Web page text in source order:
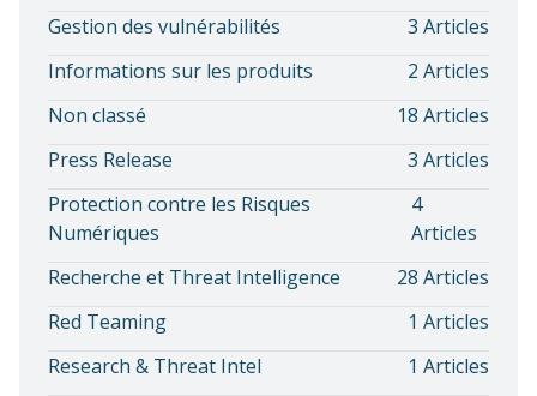
Gestion des vulnérabilités
3 Articles
Informations sur les produits
2 Articles
Non classé
18 Articles
Press Release
3 Articles
Protection contre les Risques
Numériques
4
Articles
Recherche et Threat Intelligence
28 Articles
Red Teaming
1 Articles
Research & Threat Intel
1 Articles